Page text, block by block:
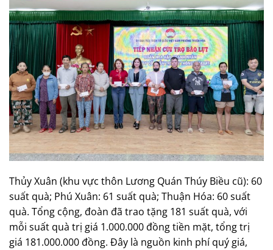
Thủy Xuân (khu vực thôn Lương Quán Thúy Biều cũ): 60
suất quà; Phú Xuân: 61 suất quà; Thuận Hóa: 60 suất
quà. Tổng cộng, đoàn đã trao tặng 181 suất quà, với
mỗi suất quà trị giá 1.000.000 đồng tiền mặt, tổng trị
giá 181.000.000 đồng. Đây là nguồn kinh phí quý giá,